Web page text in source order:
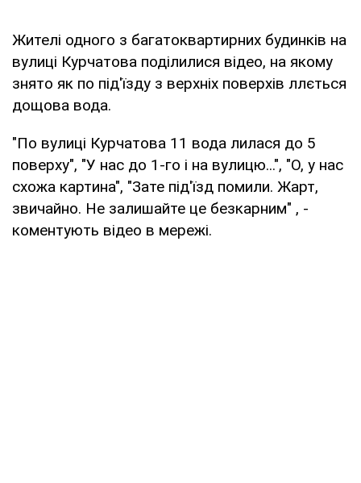
Жителі одного з багатоквартирних будинків на
вулиці Курчатова поділилися відео, на якому
знято як по під'їзду з верхніх поверхів ллється
дощова вода.
"По вулиці Курчатова 11 вода лилася до 5
поверху", "У нас до 1-го і на вулицю...", "О, у нас
схожа картина", "Зате під'їзд помили. Жарт,
звичайно. Не залишайте це безкарним" , -
коментують відео в мережі.